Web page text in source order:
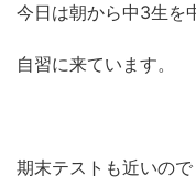
今日は朝から中3生を
自習に来ています。
期末テストも近いので